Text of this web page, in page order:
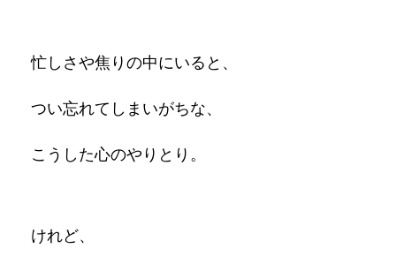
忙しさや焦りの中にいると、
つい忘れてしまいがちな、
こうした心のやりとり。
けれど、